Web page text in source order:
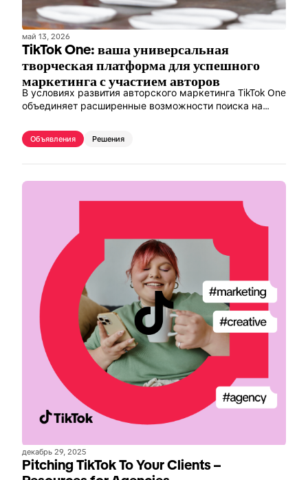
май 13, 2026
TikTok One: ваша универсальная
творческая платформа для успешного
маркетинга с участием авторов
В условиях развития авторского маркетинга TikTok One
объединяет расширенные возможности поиска на
инструменты для работы с контентом на единой
платформе, ориентированной на эффективность.
Объявления Решения
декабрь 29, 2025
Pitching TikTok To Your Clients –